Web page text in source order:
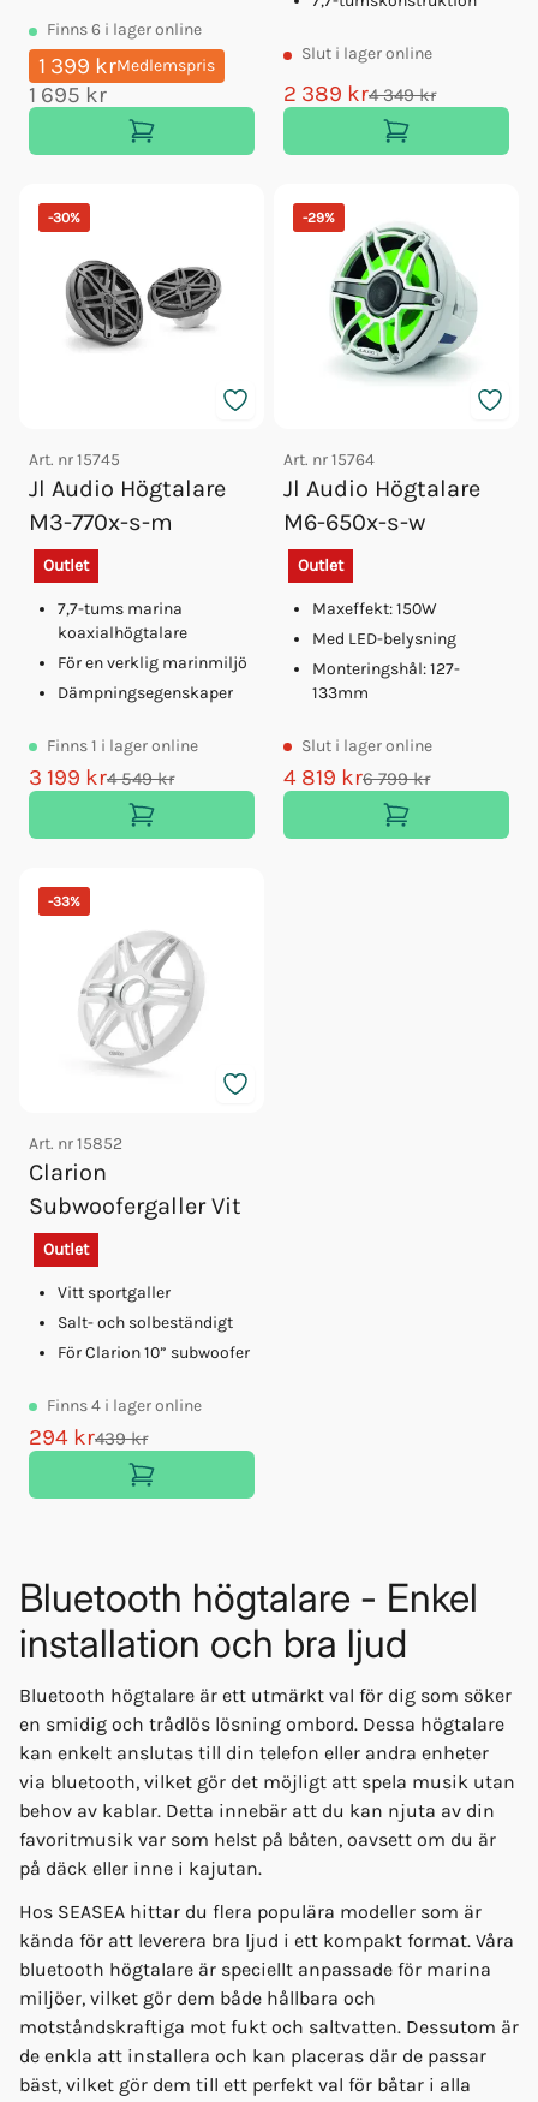
Finns6 i lager online
1 399 krMedlemspris
1 695 kr
Slut i lager online
2 389 kr4 349 kr
-30%
Art. nr15745
Jl Audio Högtalare
M3-770x-s-m
Outlet
7,7-tums marina
koaxialhögtalare
För en verklig marinmiljö
Dämpningsegenskaper
Finns1 i lager online
3 199 kr4 549 kr
-29%
Art. nr15764
Jl Audio Högtalare
M6-650x-s-w
Outlet
Maxeffekt: 150W
Med LED-belysning
Monteringshål: 127-
133mm
Slut i lager online
4 819 kr6 799 kr
-33%
Art. nr15852
Clarion
Subwoofergaller Vit
Outlet
Vitt sportgaller
Salt- och solbeständigt
För Clarion 10” subwoofer
Finns4 i lager online
294 kr439 kr
Bluetooth högtalare - Enkel
installation och bra ljud
Bluetooth högtalare är ett utmärkt val för dig som söker
en smidig och trådlös lösning ombord. Dessa högtalare
kan enkelt anslutas till din telefon eller andra enheter
via bluetooth, vilket gör det möjligt att spela musik utan
behov av kablar. Detta innebär att du kan njuta av din
favoritmusik var som helst på båten, oavsett om du är
på däck eller inne i kajutan.
Hos SEASEA hittar du flera populära modeller som är
kända för att leverera bra ljud i ett kompakt format. Våra
bluetooth högtalare är speciellt anpassade för marina
miljöer, vilket gör dem både hållbara och
motståndskraftiga mot fukt och saltvatten. Dessutom är
de enkla att installera och kan placeras där de passar
bäst, vilket gör dem till ett perfekt val för båtar i alla